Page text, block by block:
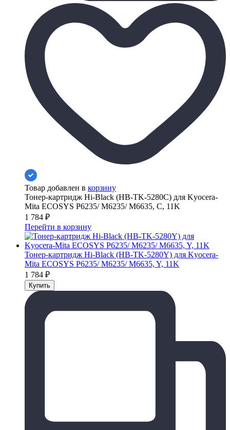
Товар добавлен в корзину
Тонер-картридж Hi-Black (HB-TK-5280C) для Kyocera-
Mita ECOSYS P6235/ M6235/ M6635, C, 11K
1 784 ₽
Перейти в корзину
Тонер-картридж Hi-Black (HB-TK-5280Y) для Kyocera-
Mita ECOSYS P6235/ M6235/ M6635, Y, 11K
1 784 ₽